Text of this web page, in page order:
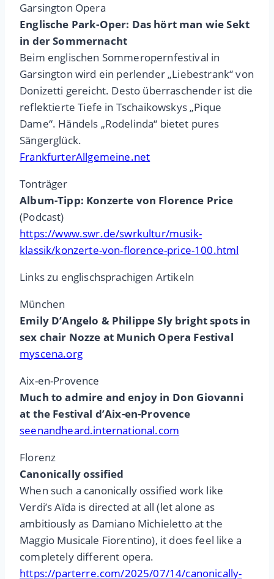
Garsington Opera
Englische Park-Oper: Das hört man wie Sekt
in der Sommernacht
Beim englischen Sommeropernfestival in
Garsington wird ein perlender „Liebestrank“ von
Donizetti gereicht. Desto überraschender ist die
reflektierte Tiefe in Tschaikowskys „Pique
Dame“. Händels „Rodelinda“ bietet pures
Sängerglück.
FrankfurterAllgemeine.net
Tonträger
Album-Tipp: Konzerte von Florence Price
(Podcast)
https://www.swr.de/swrkultur/musik-
klassik/konzerte-von-florence-price-100.html
Links zu englischsprachigen Artikeln
München
Emily D’Angelo & Philippe Sly bright spots in
sex chair Nozze at Munich Opera Festival
myscena.org
Aix-en-Provence
Much to admire and enjoy in Don Giovanni
at the Festival d’Aix-en-Provence
seenandheard.international.com
Florenz
Canonically ossified
When such a canonically ossified work like
Verdi’s Aïda is directed at all (let alone as
ambitiously as Damiano Michieletto at the
Maggio Musicale Fiorentino), it does feel like a
completely different opera.
https://parterre.com/2025/07/14/canonically-